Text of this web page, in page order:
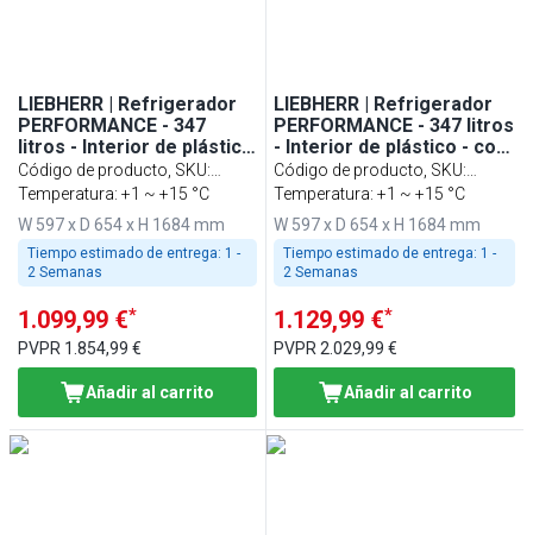
LIEBHERR | Refrigerador
PERFORMANCE - 347
litros - Interior de plástico
- con 1 puerta de cristal -
GRIS
Código de producto, SKU:
998412851
Temperatura: +1 ~ +15 °C
W 597 x D 654 x H 1684 mm
Tiempo estimado de entrega: 1 -
2 Semanas
1.099,99 €*
PVPR 1.854,99 €
Añadir al carrito
LIEBHERR | Refrigerador
PERFORMANCE - 347 litros
- Interior de plástico - con
1 puerta de cristal -
NEGRO
Código de producto, SKU:
90659851
Temperatura: +1 ~ +15 °C
W 597 x D 654 x H 1684 mm
Tiempo estimado de entrega: 1 -
2 Semanas
1.129,99 €*
PVPR2.029,99 €
Añadir al carrito